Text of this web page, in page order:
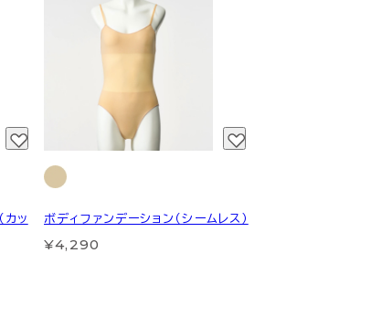
カッ
ボディファンデーション（シームレス）
¥4,290